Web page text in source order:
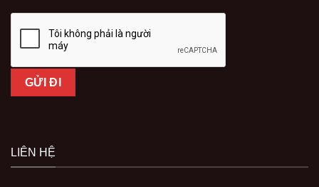
LIÊN HỆ